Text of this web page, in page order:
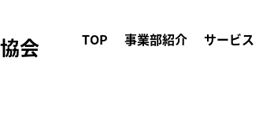
会 TOP 事業部紹介 サービス